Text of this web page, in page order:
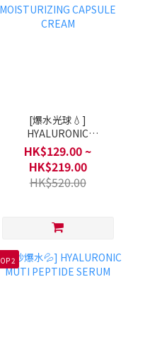
[爆水光球💧]
HYALURONIC
MOISTURIZING CAPSULE
CREAM
HK$129.00 ~
HK$219.00
HK$520.00
2